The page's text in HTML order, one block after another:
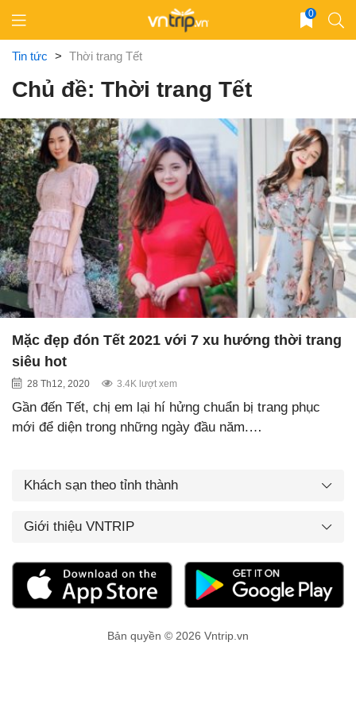
content
0
Tin tức > Thời trang Tết
Chủ đề: Thời trang Tết
Mặc đẹp đón Tết 2021 với 7 xu hướng thời trang
siêu hot
28 Th12, 2020 3.4K lượt xem
Gần đến Tết, chị em lại hí hửng chuẩn bị trang phục
mới để diện trong những ngày đầu năm.…
Khách sạn theo tỉnh thành
Giới thiệu VNTRIP
Bản quyền © 2026 Vntrip.vn